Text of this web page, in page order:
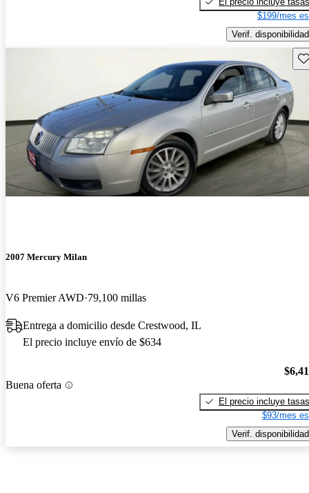
$199/mes
Verif. disponibilidad
2007 Mercury Milan
V6 Premier AWD 79,100 millas
Entrega a domicilio desde Crestwood, IL
El precio incluye envío de $634
Buena oferta
El precio incluye tasas
$93/mes
Verif. disponibilidad